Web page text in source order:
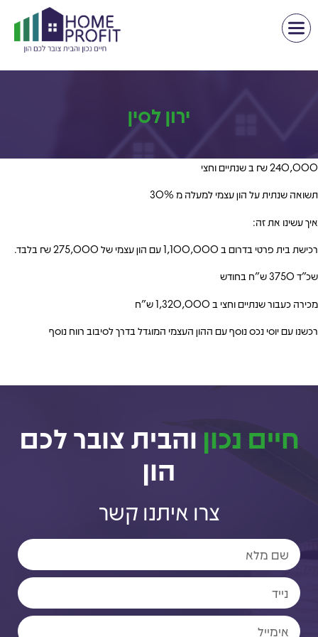
ירון לסין
240,000 ₪ ב שנתיים וחצי
תשואה שנתית על הון עצמי למעלה מ 30%
איך עשינו את זה:
רכישת בית פרטי בדרום ב 1,100,000 עם הון עצמי של 275,000 ₪ בלבד.
שכ”ד 3750 ש”ח בחודש
מכירה כעבור שנתיים וחצי ב 1,320,000 ש”ח
רכשנו עם יוסי נכס נוסף עם ההון העצמי המוגדל בדרך לסיבוב רווח נוסף
חיים נכון והבית צובר לכם
הון
צרו איתנו קשר